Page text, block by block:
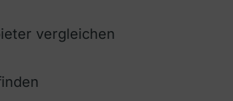
vergleichen